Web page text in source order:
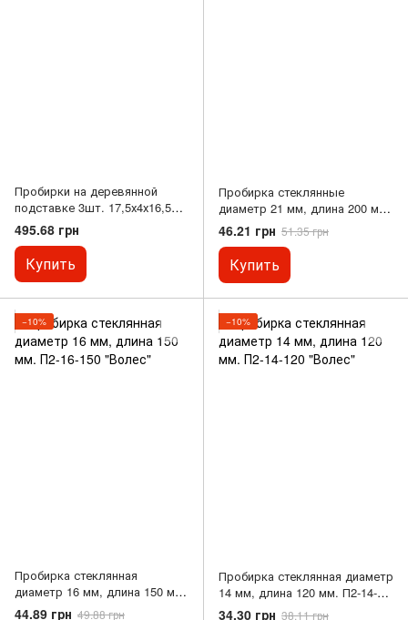
Пробирки на деревянной
подставке 3шт. 17,5х4х16,5
см. натуральный
495.68 грн
Купить
Пробирка стеклянные
диаметр 21 мм, длина 200 мм
П2-21-200 ХС ГОСТ 25336-82
46.21 грн 51.35 грн
Купить
−10%
Пробирка стеклянная
диаметр 16 мм, длина 150 мм.
П2-16-150 "Волес"
44.89 грн 49.88 грн
−10%
Пробирка стеклянная диаметр
14 мм, длина 120 мм. П2-14-
120 "Волес"
34.30 грн 38.11 грн